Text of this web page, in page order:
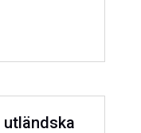
utländska